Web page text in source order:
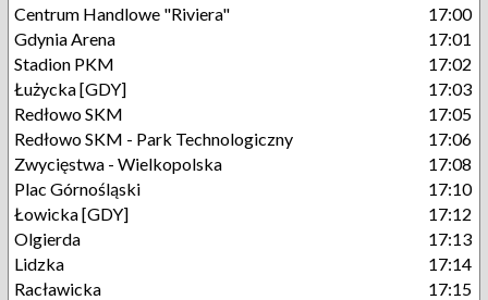
Centrum Handlowe "Riviera"
17:00
Gdynia Arena
17:01
Stadion PKM
17:02
Łużycka [GDY]
17:03
Redłowo SKM
17:05
Redłowo SKM - Park Technologiczny
17:06
Zwycięstwa - Wielkopolska
17:08
Plac Górnośląski
17:10
Łowicka [GDY]
17:12
Olgierda
17:13
Lidzka
17:14
Racławicka
17:15